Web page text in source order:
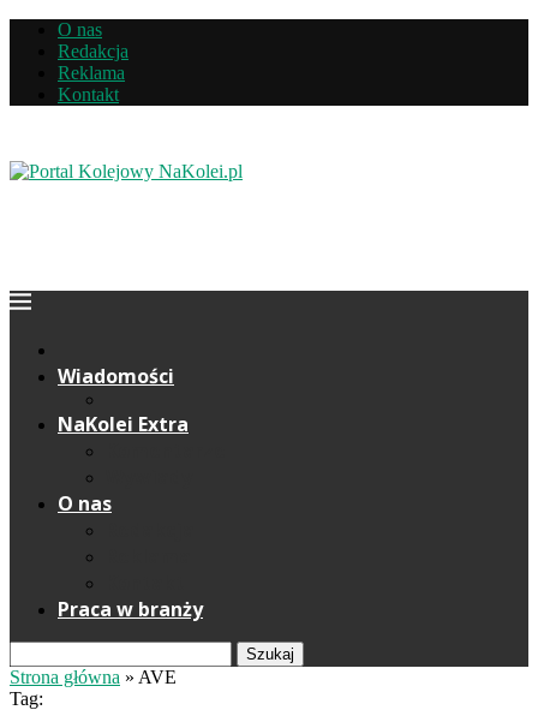
O nas
Redakcja
Reklama
Kontakt
Wiadomości
NaKolei Extra
O nas
Praca w branży
Szukaj
Strona główna » AVE
Tag: